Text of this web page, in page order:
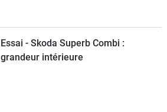
Essai - Skoda Superb Combi :
grandeur intérieure